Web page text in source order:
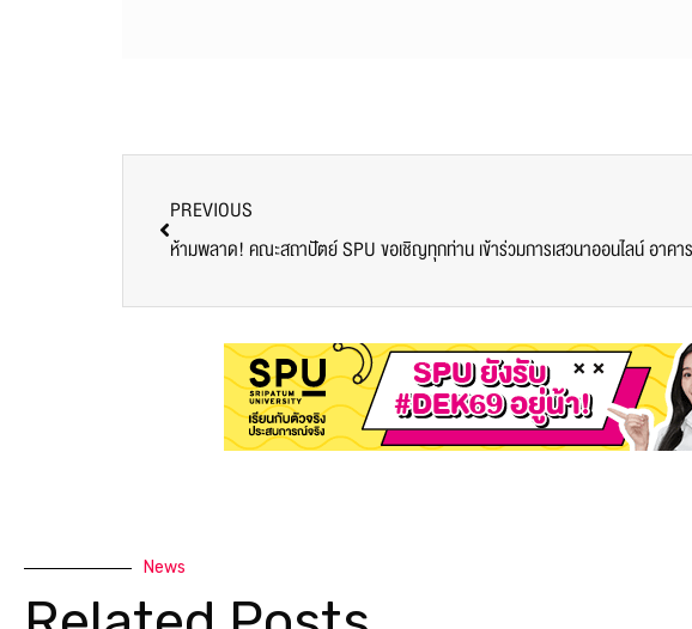
PREVIOUS
News